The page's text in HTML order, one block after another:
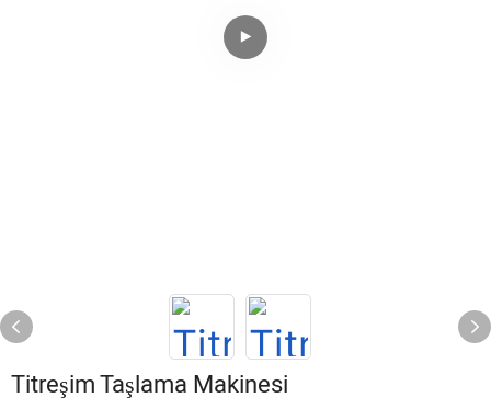
Titreşim Taşlama Makinesi